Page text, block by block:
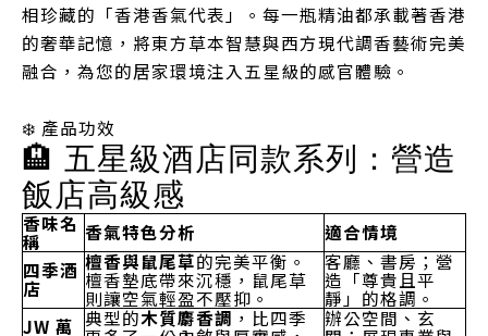
相珍藏的「香港香氣代表」。每一瓶精油都承載著香港
的奢華記憶，將東方草本智慧與西方現代調香藝術完美
融合，為您的居家環境注入五星級的感官體驗。
❄️ 產品功效
🏨 五星級酒店同款系列：營造
飯店高級感
香味名
稱 香氣特色分析
適合情境
四季酒
店
檀香與鼠尾草的完美平衡。
檀香墊底帶來沉穩，鼠尾草
則讓空氣輕盈不壓抑。
客廳、書房；營
造「尊貴且平
靜」的格調。
JW 萬 典型的木質麝香調 ，比四季 辦公空間、玄